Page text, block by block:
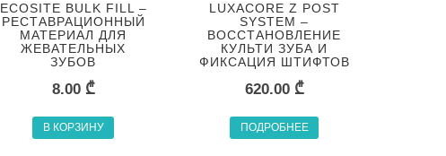
ECOSITE BULK FILL –
РЕСТАВРАЦИОННЫЙ
МАТЕРИАЛ ДЛЯ
ЖЕВАТЕЛЬНЫХ
ЗУБОВ
8.00 ₾
В КОРЗИНУ
LUXACORE Z POST
SYSTEM –
ВОССТАНОВЛЕНИЕ
КУЛЬТИ ЗУБА И
ФИКСАЦИЯ ШТИФТОВ
620.00 ₾
ПОДРОБНЕЕ